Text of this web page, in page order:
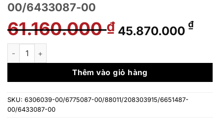
00/6433087-00
61.160.000₫ Giá
gốc
61.160.000 ₫.
45.870.000 ₫Giá
là:
Bộ sen tắm âm tường Kludi 6306039-00/6775087-00/
Thêm vào giỏ hàng
SKU: 6306039-00/6775087-00/88011/208303915/6651487-
00/6433087-00